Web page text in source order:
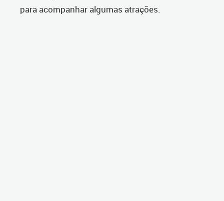
para acompanhar algumas atrações.